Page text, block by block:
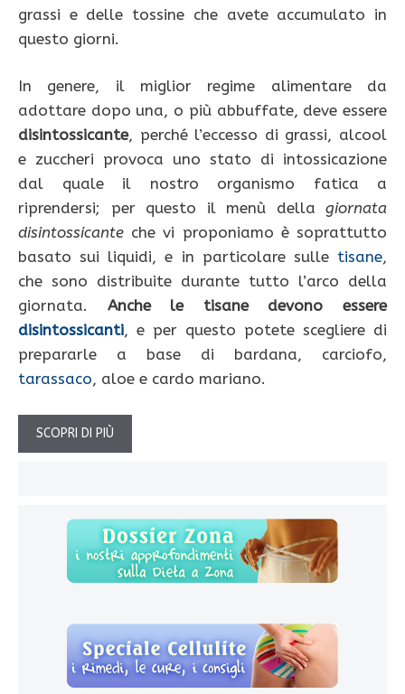
grassi e delle tossine che avete accumulato in
questo giorni.
In genere, il miglior regime alimentare da
adottare dopo una, o più abbuffate, deve essere
disintossicante, perché l’eccesso di grassi, alcool
e zuccheri provoca uno stato di intossicazione
dal quale il nostro organismo fatica a
riprendersi; per questo il menù della giornata
disintossicante che vi proponiamo è soprattutto
basato sui liquidi, e in particolare sulle tisane,
che sono distribuite durante tutto l’arco della
giornata. Anche le tisane devono essere
disintossicanti, e per questo potete scegliere di
prepararle a base di bardana, carciofo,
tarassaco, aloe e cardo mariano.
SCOPRI DI PIÙ